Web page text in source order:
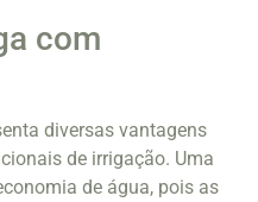
com
diversas vantagens
de irrigação. Uma
de água, pois as